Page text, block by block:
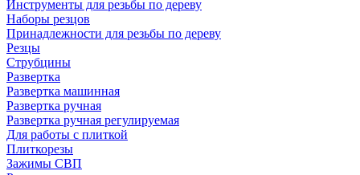
Инструменты для резьбы по дереву
Наборы резцов
Принадлежности для резьбы по дереву
Резцы
Струбцины
Развертка
Развертка машинная
Развертка ручная
Развертка ручная регулируемая
Для работы с плиткой
Плиткорезы
Зажимы СВП